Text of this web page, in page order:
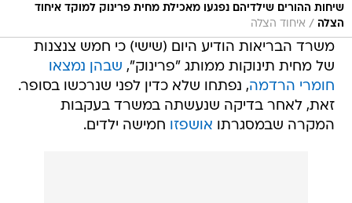
שיחות ההורים שילדיהם נפגעו מאכילת מחית פרינוק למוקד איחוד
הצלה / איחוד הצלה
משרד הבריאות הודיע היום (שישי) כי חמש צנצנות
של מחית תינוקות ממותג "פרינוק", שבהן נמצאו
חומרי הרדמה, נפתחו שלא כדין לפני שנרכשו בסופר.
זאת, לאחר בדיקה שנעשתה במשרד בעקבות
המקרה שבמסגרתו אושפזו חמישה ילדים.